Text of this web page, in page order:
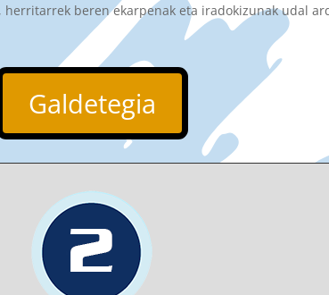
beren ekarpenak eta iradokizunak udal
Galdetegia